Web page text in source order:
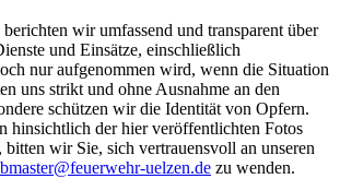
wir umfassend und transparent über
und Einsätze, einschließlich
nur aufgenommen wird, wenn die Situation
uns strikt und ohne Ausnahme an den
schützen wir die Identität von Opfern.
hinsichtlich der hier veröffentlichten Fotos
bitten wir Sie, sich vertrauensvoll an unseren
uelzen.de zu wenden.